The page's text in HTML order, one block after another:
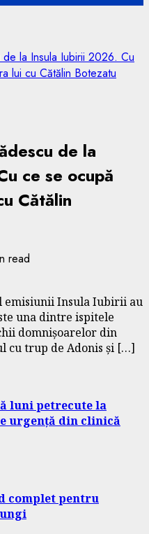
la Insula Iubirii 2026. Cu
lui cu Cătălin Botezatu
de la
ce se ocupă
Cătălin
read
emisiunii Insula Iubirii au
una dintre ispitele
domnișoarelor din
cu trup de Adonis și […]
luni petrecute la
urgență din clinică
complet pentru